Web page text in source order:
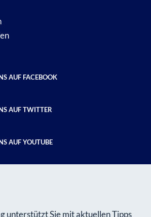
AUF FACEBOOK
AUF TWITTER
AUF YOUTUBE
unterstützt Sie mit aktuellen Tipps